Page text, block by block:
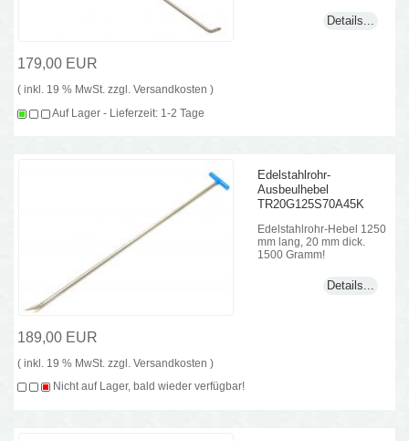
Details...
179,00 EUR
( inkl. 19 % MwSt. zzgl.Versandkosten )
Auf Lager - Lieferzeit: 1-2 Tage
Edelstahlrohr-
Ausbeulhebel
TR20G125S70A45K
Edelstahlrohr-Hebel 1250
mm lang, 20 mm dick.
1500 Gramm!
Details...
189,00 EUR
( inkl. 19 % MwSt. zzgl.Versandkosten )
Nicht auf Lager, bald wieder verfügbar!